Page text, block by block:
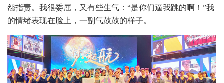
怨指责。我很委屈，又有些生气：“是你们逼我跳的啊！”我
的情绪表现在脸上，一副气鼓鼓的样子。